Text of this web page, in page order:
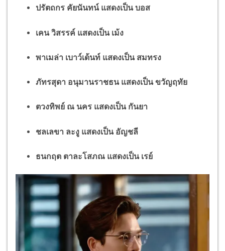
ปรัตถกร คัยนันทน์ แสดงเป็น บอส
เคน วิสรรค์ แสดงเป็น เม้ง
พาเมล่า เบาว์เด้นท์ แสดงเป็น สมทรง
ภัทรสุดา อนุมานราชธน แสดงเป็น ขวัญฤทัย
ตวงทิพย์ ณ นคร แสดงเป็น กันยา
ชลเลขา ละงู แสดงเป็น อัญชลี
ธนกฤต ตาละโสภณ แสดงเป็น เรย์